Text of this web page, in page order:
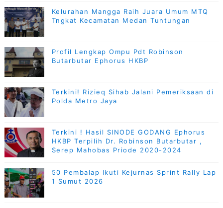
Kelurahan Mangga Raih Juara Umum MTQ
Tngkat Kecamatan Medan Tuntungan
Profil Lengkap Ompu Pdt Robinson
Butarbutar Ephorus HKBP
Terkini! Rizieq Sihab Jalani Pemeriksaan di
Polda Metro Jaya
Terkini ! Hasil SINODE GODANG Ephorus
HKBP Terpilih Dr. Robinson Butarbutar ,
Serep Mahobas Priode 2020-2024
50 Pembalap Ikuti Kejurnas Sprint Rally Lap
1 Sumut 2026